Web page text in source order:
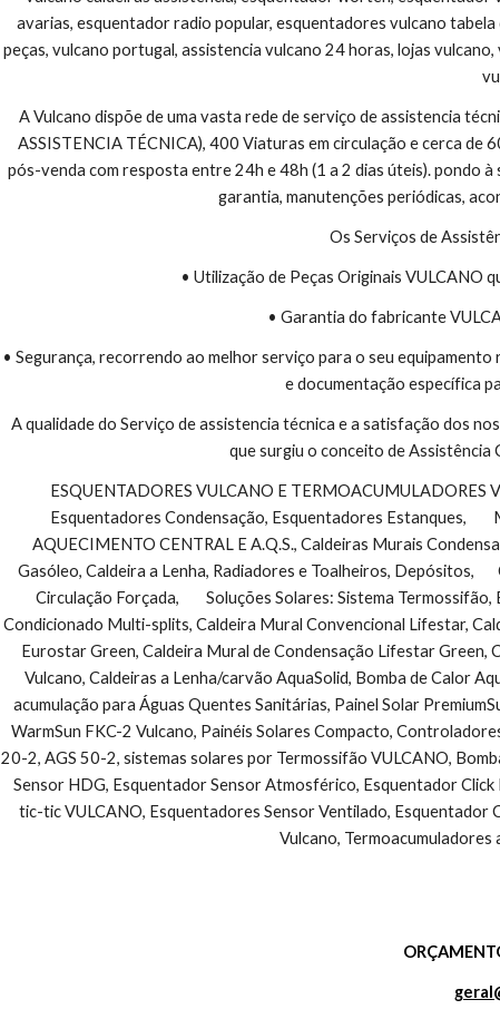
avarias, esquentador radio popular, esquentadores vulcano
peças, vulcano portugal, assistencia vulcano 24 horas, lojas
A Vulcano dispõe de uma vasta rede de serviço de assistencia
ASSISTENCIA TÉCNICA), 400 Viaturas em circulação e cerca de
pós-venda com resposta entre 24h e 48h (1 a 2 dias úteis). pondo
garantia, manutenções periódicas,
Os Serviços de
• Utilização de Peças Originais VULCANO
• Garantia do fabricante
• Segurança, recorrendo ao melhor serviço para o seu
e documentação específica
A qualidade do Serviço de assistencia técnica e a satisfação dos
que surgiu o conceito de
Esquentadores Condensação, Esquentadores Estanques,
AQUECIMENTO CENTRAL E A.Q.S., Caldeiras Murais
Gasóleo, Caldeira a Lenha, Radiadores e Toalheiros, Depósitos,
Circulação Forçada,        Soluções Solares: Sistema
Condicionado Multi-splits, Caldeira Mural Convencional Lifestar,
Eurostar Green, Caldeira Mural de Condensação Lifestar Green,
Vulcano, Caldeiras a Lenha/carvão AquaSolid, Bomba de Calor
acumulação para Águas Quentes Sanitárias, Painel Solar
WarmSun FKC-2 Vulcano, Painéis Solares Compacto,
20-2, AGS 50-2, sistemas solares por Termossifão VULCANO,
Sensor HDG, Esquentador Sensor Atmosférico, Esquentador
tic-tic VULCANO, Esquentadores Sensor Ventilado, Esquentador
Vulcano, Termoacumuladores